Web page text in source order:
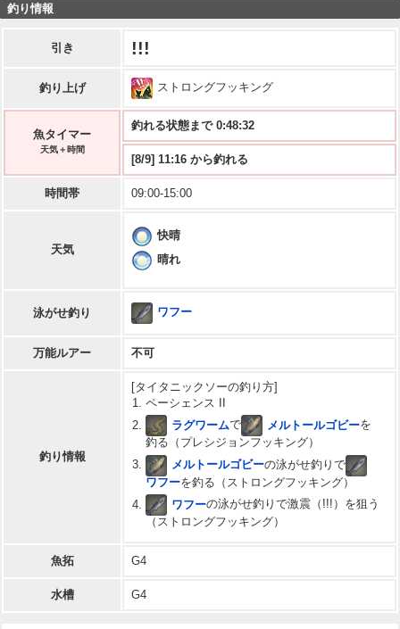
釣り情報
引き !!!
釣り上げ ストロングフッキング
魚タイマー
天気＋時間
釣れる状態まで 0:48:32
[8/9] 11:16 から釣れる
時間帯 09:00-15:00
天気
快晴
晴れ
泳がせ釣り ワフー
万能ルアー 不可
釣り情報
[タイタニックソーの釣り方]
ペーシェンス II
ラグワームで メルトールゴビーを
釣る（プレシジョンフッキング）
メルトールゴビーの泳がせ釣りで
ワフーを釣る（ストロングフッキング）
ワフーの泳がせ釣りで激震（!!!）を狙う
（ストロングフッキング）
魚拓 G4
水槽 G4